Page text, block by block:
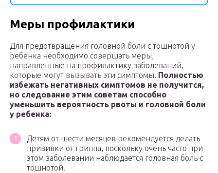
Меры профилактики
Для предотвращения головной боли с тошнотой у
ребенка необходимо совершать меры,
направленные на профилактику заболеваний,
которые могут вызывать эти симптомы. Полностью
избежать негативных симптомов не получится,
но следование этим советам способно
уменьшить вероятность рвоты и головной боли
у ребенка:
Детям от шести месяцев рекомендуется делать
прививки от гриппа, поскольку очень часто при
этом заболевании наблюдается головная боль с
тошнотой.